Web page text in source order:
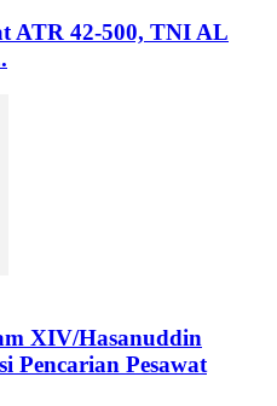
ATR 42-500, TNI AL
XIV/Hasanuddin
Pencarian Pesawat